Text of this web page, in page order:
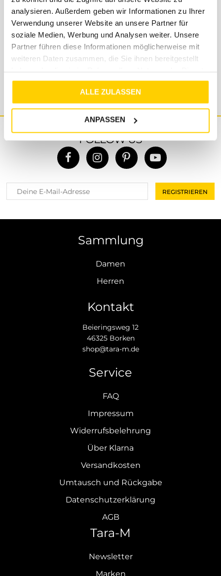
analysieren. Außerdem geben wir Informationen zu Ihrer
Verwendung unserer Website an unsere Partner für
soziale Medien, Werbung und Analysen weiter. Unsere
Partner führen diese Informationen möglicherweise mit
weiteren Daten zusammen, die Sie ihnen bereitgestellt
gesammelt haben.
ALLE ZULASSEN
ANPASSEN
haben, dann schreibe uns einfach eine Mail an
shop@tara-m.de. Unser Support-Team steht dir
kostenlos mit Rat und Tat zur Seite. Wir geben uns
Mühe, dass eure Anfragen innerhalb von 48
Stunden beantwortet werden - wenn es einmal
länger dauern sollte, bitten wir um Verständnis.
FOLLOW US
Sammlung
Damen
Herren
Kontakt
Beieringsweg 12
46325 Borken
shop@tara-m.de
Service
FAQ
Impressum
Widerrufsbelehrung
Über Klarna
Versandkosten
Umtausch und Rückgabe
Datenschutzerklärung
AGB
Tara-M
Newsletter
Marken